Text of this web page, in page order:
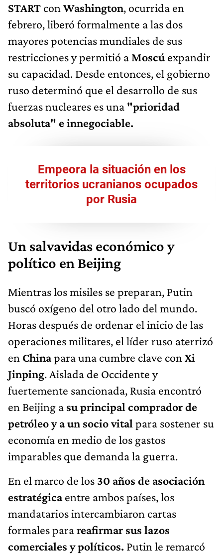
START con Washington, ocurrida en
febrero, liberó formalmente a las dos
mayores potencias mundiales de sus
restricciones y permitió a Moscú expandir
su capacidad. Desde entonces, el gobierno
ruso determinó que el desarrollo de sus
fuerzas nucleares es una "prioridad
absoluta" e innegociable.
Empeora la situación en los
territorios ucranianos ocupados
por Rusia
Un salvavidas económico y
político en Beijing
Mientras los misiles se preparan, Putin
buscó oxígeno del otro lado del mundo.
Horas después de ordenar el inicio de las
operaciones militares, el líder ruso aterrizó
en Chinapara una cumbre clave con Xi
Jinping. Aislada de Occidente y
fuertemente sancionada, Rusia encontró
en Beijing a su principal comprador de
petróleo y a un socio vital para sostener su
economía en medio de los gastos
imparables que demanda la guerra.
En el marco de los 30 años de asociación
estratégicaentre ambos países, los
mandatarios intercambiaron cartas
formales parareafirmar sus lazos
comerciales y políticos. Putin le remarcó